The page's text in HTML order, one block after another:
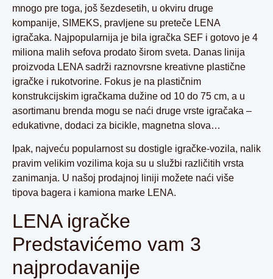
mnogo pre toga, još šezdesetih, u okviru druge
kompanije, SIMEKS, pravljene su preteče LENA
igračaka. Najpopularnija je bila igračka SEF i gotovo je 4
miliona malih sefova prodato širom sveta. Danas linija
proizvoda LENA sadrži raznovrsne kreativne plastične
igračke i rukotvorine. Fokus je na plastičnim
konstrukcijskim igračkama dužine od 10 do 75 cm, a u
asortimanu brenda mogu se naći druge vrste igračaka –
edukativne, dodaci za bicikle, magnetna slova…
Ipak, najveću popularnost su dostigle igračke-vozila, nalik
pravim velikim vozilima koja su u službi različitih vrsta
zanimanja. U našoj prodajnoj liniji možete naći više
tipova bagera i kamiona marke LENA.
LENA igračke
Predstavićemo vam 3
najprodavanije